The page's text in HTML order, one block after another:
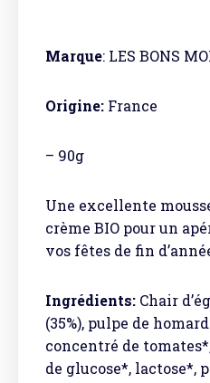
Marque: LES BONS
Origine: France
– 90g
Une excellente
crème BIO pour un
vos fêtes de fin
Ingrédients: Chair
(35%), pulpe de
concentré de
de glucose*, lactose*,